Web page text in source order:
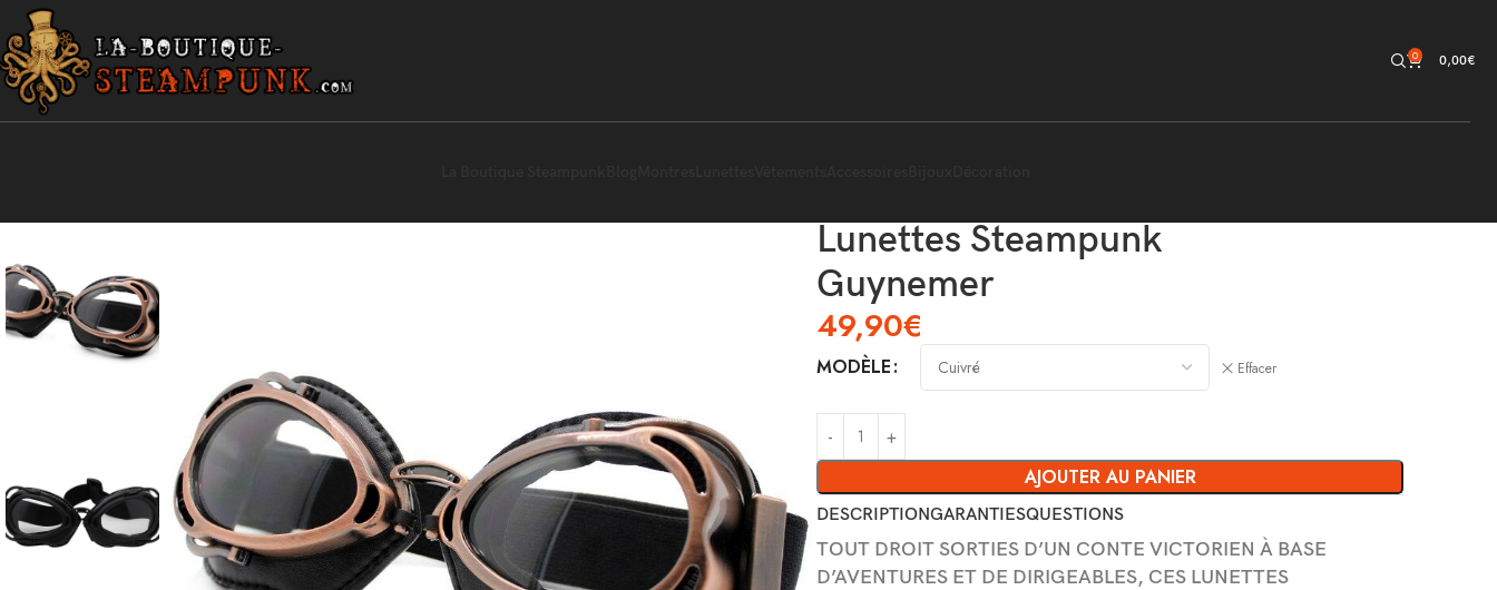
0 0,00€
Lunettes Steampunk
Guynemer
49,90€
MODÈLE Effacer
AJOUTER AU PANIER
DESCRIPTIONGARANTIESQUESTIONS
TOUT DROIT SORTIES D’UN CONTE VICTORIEN À BASE
D’AVENTURES ET DE DIRIGEABLES, CES LUNETTES